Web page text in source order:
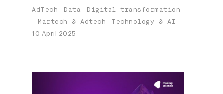
AdTech Data
Digital transformation
Martech & Adtech
Technology & AI
10 April 2025